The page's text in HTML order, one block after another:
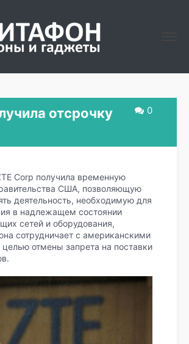
0
отсрочку
Corp получила временную
США, позволяющую
деятельность, необходимую для
в надлежащем состоянии
сетей и оборудования,
сотрудничает с американскими
целью отмены запрета на поставки